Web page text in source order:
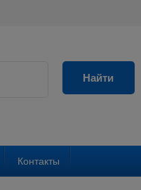
Найти
Контакты